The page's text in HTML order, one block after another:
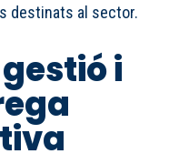
destinats al sector.
i